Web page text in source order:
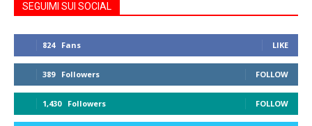
SEGUIMI SUI SOCIAL
824 Fans LIKE
389 Followers FOLLOW
1,430 Followers FOLLOW